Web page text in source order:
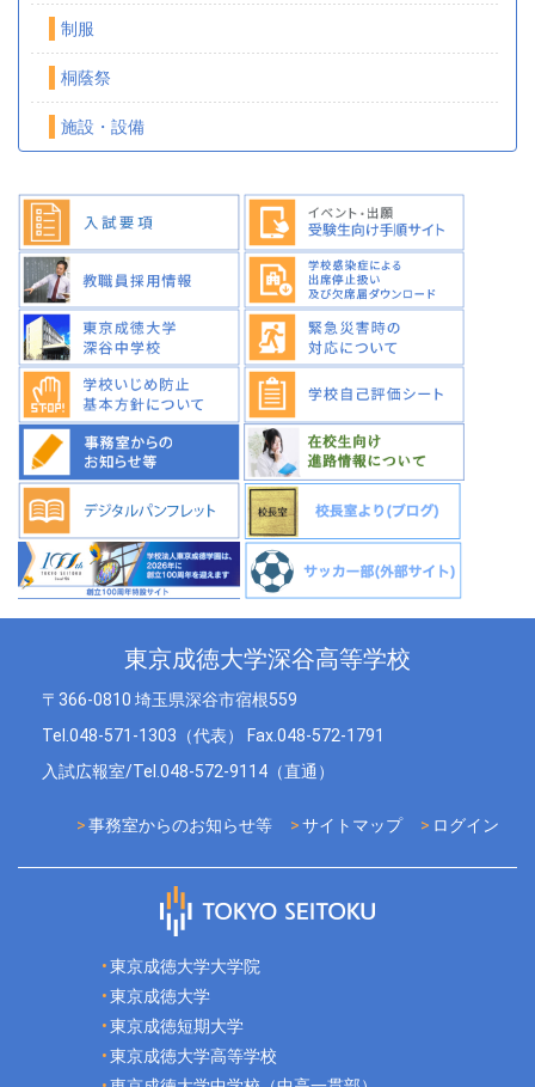
制服
桐蔭祭
施設・設備
東京成徳大学深谷高等学校
〒366-0810 埼玉県深谷市宿根559
Tel.048-571-1303（代表） Fax.048-572-1791
入試広報室/Tel.048-572-9114（直通）
ログイン
サイトマップ
事務室からのお知らせ等
東京成徳大学大学院
東京成徳大学
東京成徳短期大学
東京成徳大学高等学校